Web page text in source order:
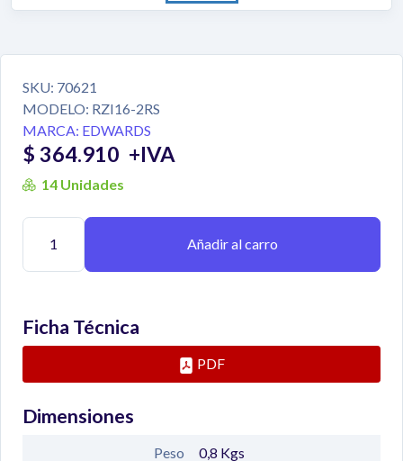
SKU: 70621
MODELO: RZI16-2RS
MARCA: EDWARDS
$ 364.910 +IVA
14 Unidades
Añadir al carro
Ficha Técnica
PDF
Dimensiones
Peso 0,8 Kgs